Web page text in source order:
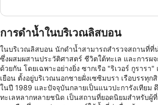
การดำน้ำในบริเวณลิสบอน
ในบริเวณลิสบอน นักดำน้ำสามารถสำรวจสถานที่ที่
ซึ่งผสมผสานประวัติศาสตร์ ชีวิตใต้ทะเล และการผ
ด้วยกัน โดยเฉพาะอย่างยิ่ง ซากเรือ "ริเวอร์ กูรารา"
เยือน ตั้งอยู่บริเวณนอกชายฝั่งเซซิมบรา เรือบรรทุก
ในปี 1989 และปัจจุบันกลายเป็นแนวปะการังเทียม
ทะเลหลากหลายชนิด เป็นสถานที่ยอดนิยมสำหรับผู้